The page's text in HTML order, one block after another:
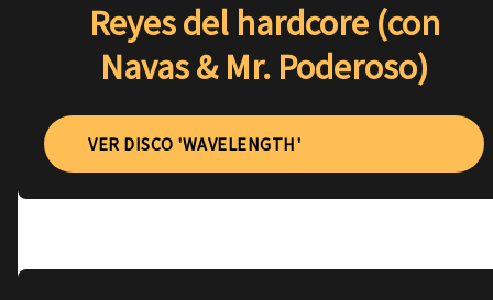
Reyes del hardcore (con
Navas & Mr. Poderoso)
VER DISCO 'WAVELENGTH'